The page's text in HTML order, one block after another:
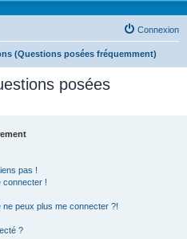
Connexion
(Questions posées fréquemment)
posées
pas !
connecter !
peux plus me connecter ?!
?